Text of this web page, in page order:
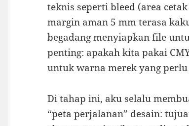
teknis seperti bleed (area
margin aman 5 mm terasa
begadang menyiapkan file
penting: apakah kita pakai
untuk warna merek yang
Di tahap ini, aku selalu
“peta perjalanan” desain: